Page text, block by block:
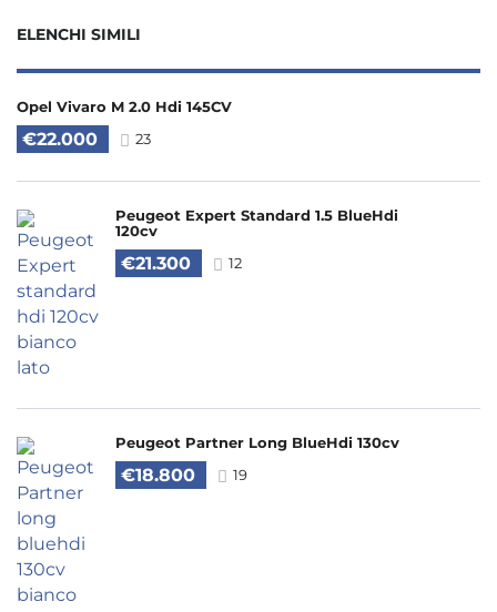
ELENCHI SIMILI
Opel Vivaro M 2.0 Hdi 145CV
€22.000 23
Peugeot Expert Standard 1.5 BlueHdi
120cv
€21.300 12
Peugeot Partner Long BlueHdi 130cv
€18.800 19